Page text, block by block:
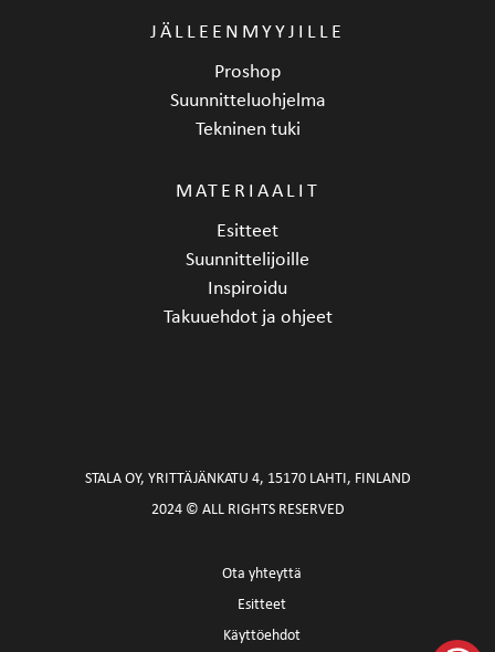
JÄLLEENMYYJILLE
Proshop
Suunnitteluohjelma
Tekninen tuki
MATERIAALIT
Esitteet
Suunnittelijoille
Inspiroidu
Takuuehdot ja ohjeet
Ota yhteyttä
Esitteet
Käyttöehdot
STALA OY, YRITTÄJÄNKATU 4, 15170 LAHTI, FINLAND
2024 © ALL RIGHTS RESERVED